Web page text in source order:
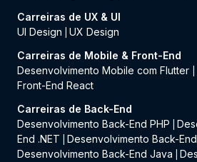
Carreiras de UX & UI
UI Design
UX Design
Carreiras de Mobile & Front-End
Desenvolvimento Mobile com Flutter
Front-End React
Carreiras de Back-End
Desenvolvimento Back-End PHP
End .NET
Desenvolvimento Back-
Desenvolvimento Back-End Java